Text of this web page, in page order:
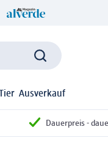
Tier Ausverkauf
Dauerpreis -